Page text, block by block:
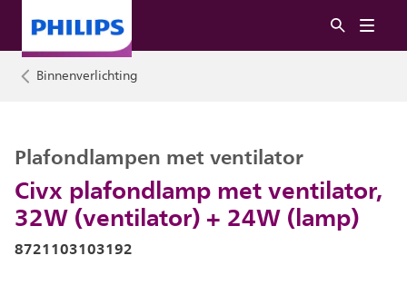
Binnenverlichting
Civx plafondlamp met ventilator,
32W (ventilator) + 24W (lamp)
Plafondlampen met ventilator
8721103103192